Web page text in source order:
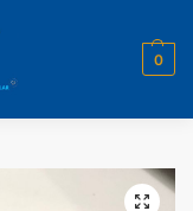
0